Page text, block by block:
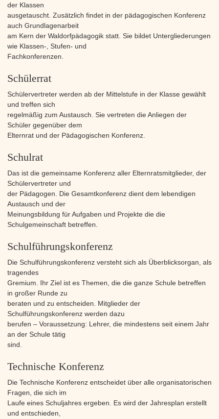
der Klassen
ausgetauscht. Zusätzlich findet in der pädagogischen Konferenz
auch Grundlagenarbeit
am Kern der Waldorfpädagogik statt. Sie bildet Untergliederungen
wie Klassen-, Stufen- und
Fachkonferenzen.
Schülerrat
Schülervertreter werden ab der Mittelstufe in der Klasse gewählt
und treffen sich
regelmäßig zum Austausch. Sie vertreten die Anliegen der
Schüler gegenüber dem
Elternrat und der Pädagogischen Konferenz.
Schulrat
Das ist die gemeinsame Konferenz aller Elternratsmitglieder, der
Schülervertreter und
der Pädagogen. Die Gesamtkonferenz dient dem lebendigen
Austausch und der
Meinungsbildung für Aufgaben und Projekte die die
Schulgemeinschaft betreffen.
Schulführungskonferenz
Die Schulführungskonferenz versteht sich als Überblicksorgan, als
tragendes
Gremium. Ihr Ziel ist es Themen, die die ganze Schule betreffen
in großer Runde zu
beraten und zu entscheiden. Mitglieder der
Schulführungskonferenz werden dazu
berufen – Voraussetzung: Lehrer, die mindestens seit einem Jahr
an der Schule tätig
sind.
Technische Konferenz
Die Technische Konferenz entscheidet über alle organisatorischen
Fragen, die sich im
Laufe eines Schuljahres ergeben. Es wird der Jahresplan erstellt
und entschieden,